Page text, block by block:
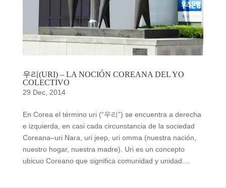
우리(URI) – LA NOCIÓN COREANA DEL YO
COLECTIVO
29 Dec, 2014
En Corea el término uri (“우리”) se encuentra a derecha
e izquierda, en casi cada circunstancia de la sociedad
Coreana–uri Nara, uri jeep, uri omma (nuestra nación,
nuestro hogar, nuestra madre). Uri es un concepto
ubicuo Coreano que significa comunidad y unidad....